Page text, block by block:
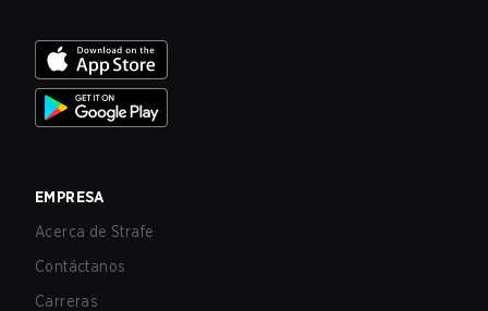
EMPRESA
Acerca de Strafe
Contáctanos
Carreras